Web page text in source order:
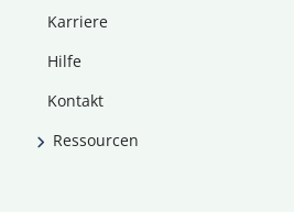
Karriere
Hilfe
Kontakt
Ressourcen